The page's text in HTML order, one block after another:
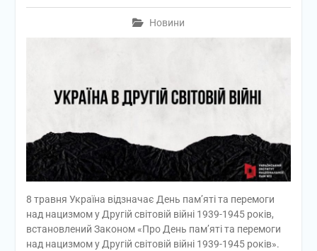
Новини
8 травня Україна відзначає День пам’яті та перемоги
над нацизмом у Другій світовій війні 1939-1945 років,
встановлений Законом «Про День пам’яті та перемоги
над нацизмом у Другій світовій війні 1939-1945 років».